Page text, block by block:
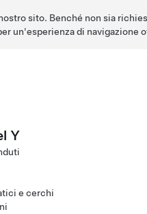
sito. Benché non sia
un'esperienza di navigazione
Y
e cerchi